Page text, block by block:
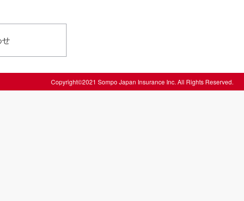
Copyright©2021 Sompo Japan Insurance Inc. All Rights Reserved.